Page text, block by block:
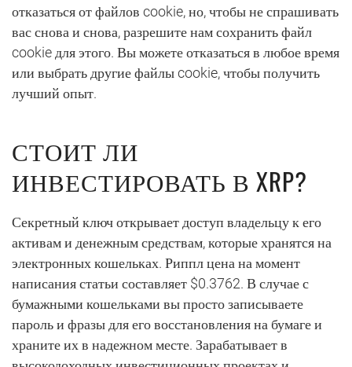
отказаться от файлов cookie, но, чтобы не спрашивать
вас снова и снова, разрешите нам сохранить файл
cookie для этого. Вы можете отказаться в любое время
или выбрать другие файлы cookie, чтобы получить
лучший опыт.
СТОИТ ЛИ
ИНВЕСТИРОВАТЬ В XRP?
Секретный ключ открывает доступ владельцу к его
активам и денежным средствам, которые хранятся на
электронных кошельках. Риппл цена на момент
написания статьи составляет $0.3762. В случае с
бумажными кошельками вы просто записываете
пароль и фразы для его восстановления на бумаге и
храните их в надежном месте. Зарабатывает в